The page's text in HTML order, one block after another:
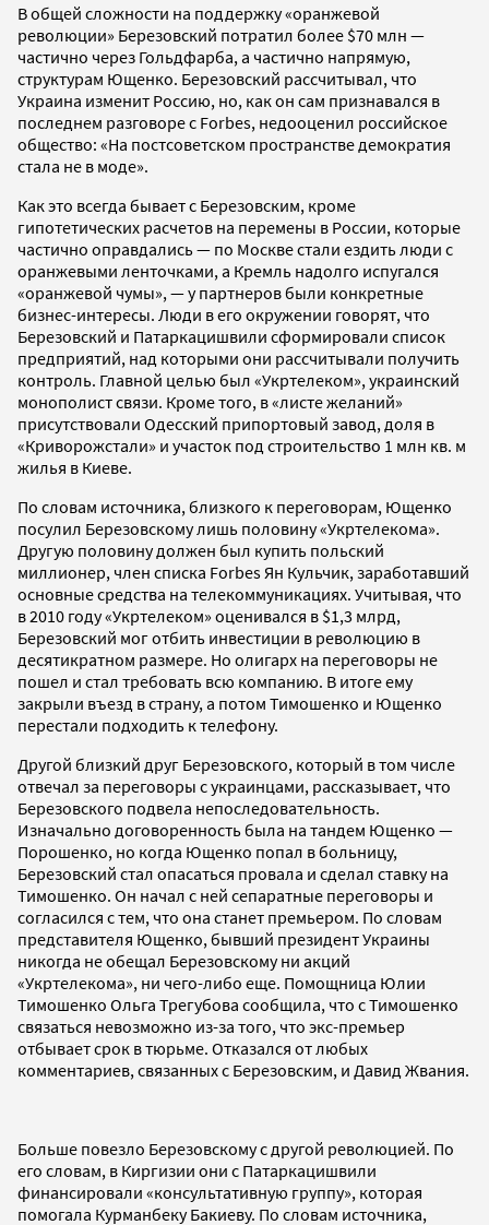
В общей сложности на поддержку «оранжевой
революции» Березовский потратил более $70 млн —
частично через Гольдфарба, а частично напрямую,
структурам Ющенко. Березовский рассчитывал, что
Украина изменит Россию, но, как он сам признавался в
последнем разговоре с Forbes, недооценил российское
общество: «На постсоветском пространстве демократия
стала не в моде».
Как это всегда бывает с Березовским, кроме
гипотетических расчетов на перемены в России, которые
частично оправдались — по Москве стали ездить люди с
оранжевыми ленточками, а Кремль надолго испугался
«оранжевой чумы», — у партнеров были конкретные
бизнес-интересы. Люди в его окружении говорят, что
Березовский и Патаркацишвили сформировали список
предприятий, над которыми они рассчитывали получить
контроль. Главной целью был «Укртелеком», украинский
монополист связи. Кроме того, в «листе желаний»
присутствовали Одесский припортовый завод, доля в
«Криворожстали» и участок под строительство 1 млн кв. м
жилья в Киеве.
По словам источника, близкого к переговорам, Ющенко
посулил Березовскому лишь половину «Укртелекома».
Другую половину должен был купить польский
миллионер, член списка Forbes Ян Кульчик, заработавший
основные средства на телекоммуникациях. Учитывая, что
в 2010 году «Укртелеком» оценивался в $1,3 млрд,
Березовский мог отбить инвестиции в революцию в
десятикратном размере. Но олигарх на переговоры не
пошел и стал требовать всю компанию. В итоге ему
закрыли въезд в страну, а потом Тимошенко и Ющенко
перестали подходить к телефону.
Другой близкий друг Березовского, который в том числе
отвечал за переговоры с украинцами, рассказывает, что
Березовского подвела непоследовательность.
Изначально договоренность была на тандем Ющенко —
Порошенко, но когда Ющенко попал в больницу,
Березовский стал опасаться провала и сделал ставку на
Тимошенко. Он начал с ней сепаратные переговоры и
согласился с тем, что она станет премьером. По словам
представителя Ющенко, бывший президент Украины
никогда не обещал Березовскому ни акций
«Укртелекома», ни чего-либо еще. Помощница Юлии
Тимошенко Ольга Трегубова сообщила, что с Тимошенко
связаться невозможно из-за того, что экс-премьер
отбывает срок в тюрьме. Отказался от любых
комментариев, связанных с Березовским, и Давид Жвания.
Больше повезло Березовскому с другой революцией. По
его словам, в Киргизии они с Патаркацишвили
финансировали «консультативную группу», которая
помогала Курманбеку Бакиеву. По словам источника,